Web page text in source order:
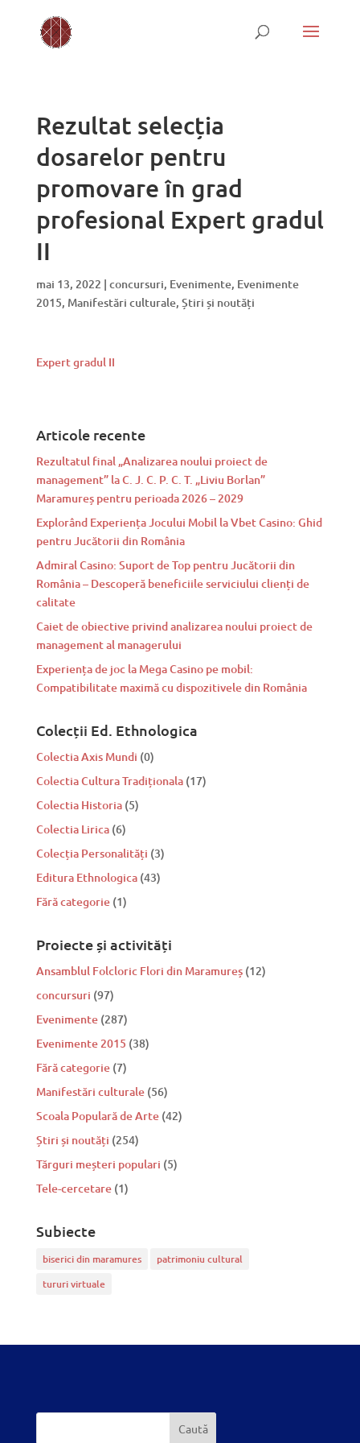
Rezultat selecția
dosarelor pentru
promovare în grad
profesional Expert gradul
II
mai 13, 2022 | concursuri, Evenimente, Evenimente
2015, Manifestări culturale, Știri și noutăți
Expert gradul II
Articole recente
Rezultatul final „Analizarea noului proiect de
management” la C. J. C. P. C. T. „Liviu Borlan”
Maramureș pentru perioada 2026 – 2029
Explorând Experiența Jocului Mobil la Vbet Casino: Ghid
pentru Jucătorii din România
Admiral Casino: Suport de Top pentru Jucătorii din
România – Descoperă beneficiile serviciului clienți de
calitate
Caiet de obiective privind analizarea noului proiect de
management al managerului
Experiența de joc la Mega Casino pe mobil:
Compatibilitate maximă cu dispozitivele din România
Colecții Ed. Ethnologica
Colectia Axis Mundi (0)
Colectia Cultura Tradiționala (17)
Colectia Historia (5)
Colectia Lirica (6)
Colecția Personalități (3)
Editura Ethnologica (43)
Fără categorie (1)
Proiecte și activități
Ansamblul Folcloric Flori din Maramureș(12)
concursuri (97)
Evenimente(287)
Evenimente 2015 (38)
Fără categorie(7)
Manifestări culturale(56)
Scoala Populară de Arte(42)
Știri și noutăți (254)
Tărguri meșteri populari (5)
Tele-cercetare(1)
Subiecte
biserici din maramures
patrimoniu cultural
tururi virtuale